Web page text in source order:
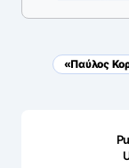
«Παύλος